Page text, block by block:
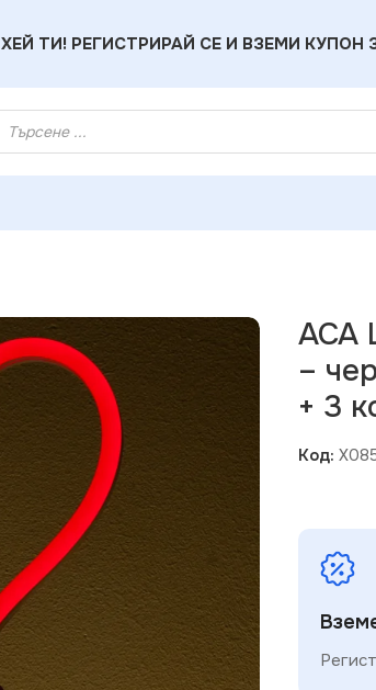
ХЕЙ ТИ! РЕГИСТРИРАЙ СЕ И ВЗЕМИ КУПОН
ACA
–
+ 3
Код: